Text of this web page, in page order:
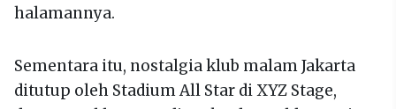
halamannya.
Sementara itu, nostalgia klub malam Jakarta
ditutup oleh Stadium All Star di XYZ Stage,